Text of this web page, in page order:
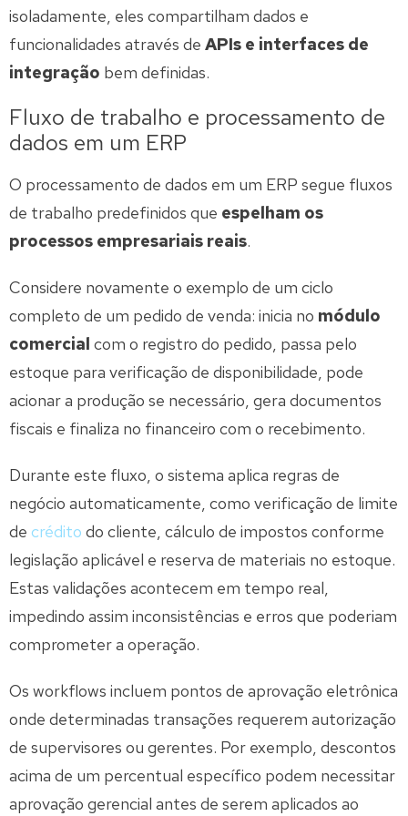
isoladamente, eles compartilham dados e
funcionalidades através de APIs e interfaces de
integração bem definidas.
Fluxo de trabalho e processamento de
dados em um ERP
O processamento de dados em um ERP segue fluxos
de trabalho predefinidos que espelham os
processos empresariais reais.
Considere novamente o exemplo de um ciclo
completo de um pedido de venda: inicia no módulo
comercial com o registro do pedido, passa pelo
estoque para verificação de disponibilidade, pode
acionar a produção se necessário, gera documentos
fiscais e finaliza no financeiro com o recebimento.
Durante este fluxo, o sistema aplica regras de
negócio automaticamente, como verificação de limite
de crédito do cliente, cálculo de impostos conforme
legislação aplicável e reserva de materiais no estoque.
Estas validações acontecem em tempo real,
impedindo assim inconsistências e erros que poderiam
comprometer a operação.
Os workflows incluem pontos de aprovação eletrônica
onde determinadas transações requerem autorização
de supervisores ou gerentes. Por exemplo, descontos
acima de um percentual específico podem necessitar
aprovação gerencial antes de serem aplicados ao